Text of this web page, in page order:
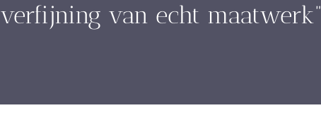
verfijning van echt maatwerk”